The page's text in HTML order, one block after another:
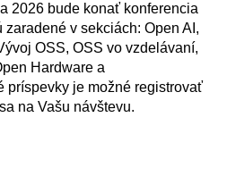
2026 bude konať konferencia
v sekciách: Open AI,
OSS, OSS vo vzdelávaní,
Hardware a
príspevky je možné registrovať
na Vašu návštevu.